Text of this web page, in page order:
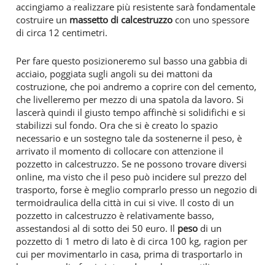
accingiamo a realizzare più resistente sarà fondamentale
costruire un massetto di calcestruzzo con uno spessore
di circa 12 centimetri.
Per fare questo posizioneremo sul basso una gabbia di
acciaio, poggiata sugli angoli su dei mattoni da
costruzione, che poi andremo a coprire con del cemento,
che livelleremo per mezzo di una spatola da lavoro. Si
lascerà quindi il giusto tempo affinchè si solidifichi e si
stabilizzi sul fondo. Ora che si è creato lo spazio
necessario e un sostegno tale da sostenerne il peso, è
arrivato il momento di collocare con attenzione il
pozzetto in calcestruzzo. Se ne possono trovare diversi
online, ma visto che il peso può incidere sul prezzo del
trasporto, forse è meglio comprarlo presso un negozio di
termoidraulica della città in cui si vive. Il costo di un
pozzetto in calcestruzzo è relativamente basso,
assestandosi al di sotto dei 50 euro. Il peso di un
pozzetto di 1 metro di lato è di circa 100 kg, ragion per
cui per movimentarlo in casa, prima di trasportarlo in